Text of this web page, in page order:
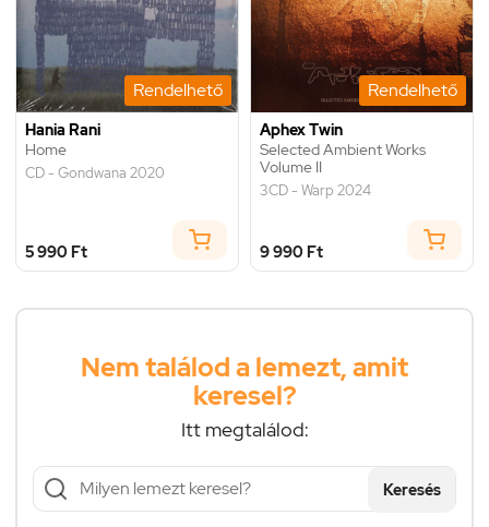
Rendelhető
Hania Rani
Home
CD - Gondwana 2020
5 990 Ft
Rendelhető
Aphex Twin
Selected Ambient Works
Volume II
3CD - Warp 2024
9 990 Ft
Nem találod a lemezt, amit
keresel?
Itt megtalálod:
Keresés